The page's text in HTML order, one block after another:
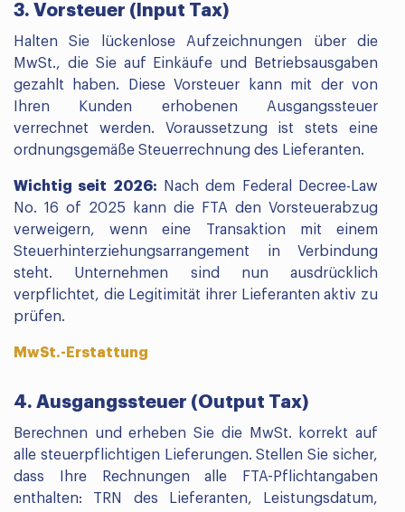
3. Vorsteuer (Input Tax)
Halten Sie lückenlose Aufzeichnungen über die
MwSt., die Sie auf Einkäufe und Betriebsausgaben
gezahlt haben. Diese Vorsteuer kann mit der von
Ihren Kunden erhobenen Ausgangssteuer
verrechnet werden. Voraussetzung ist stets eine
ordnungsgemäße Steuerrechnung des Lieferanten.
Wichtig seit 2026: Nach dem Federal Decree-Law
No. 16 of 2025 kann die FTA den Vorsteuerabzug
verweigern, wenn eine Transaktion mit einem
Steuerhinterziehungsarrangement in Verbindung
steht. Unternehmen sind nun ausdrücklich
verpflichtet, die Legitimität ihrer Lieferanten aktiv zu
prüfen.
MwSt.-Erstattung
4. Ausgangssteuer (Output Tax)
Berechnen und erheben Sie die MwSt. korrekt auf
alle steuerpflichtigen Lieferungen. Stellen Sie sicher,
dass Ihre Rechnungen alle FTA-Pflichtangaben
enthalten: TRN des Lieferanten, Leistungsdatum,